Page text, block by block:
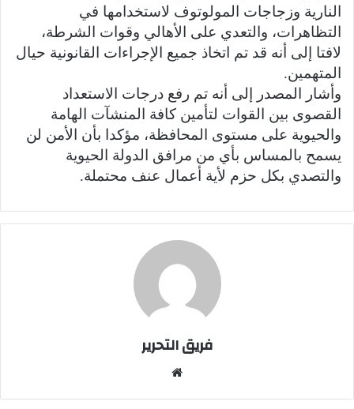
النارية وزجاجات المولوتوف لاستخدامها في
التظاهرات، والتعدي على الأهالي وقوات الشرطة،
لافتا إلى أنه قد تم اتخاذ جميع الإجراءات القانونية حيال
المتهمين.
وأشار المصدر إلى أنه تم رفع درجات الاستعداد
القصوى بين القوات لتأمين كافة المنشآت الهامة
والحيوية على مستوى المحافظة، مؤكدا بأن الأمن لن
يسمح بالمساس بأي من مرافق الدولة الحيوية
والتصدي بكل حزم لأية أعمال عنف محتملة.
فريق التحرير